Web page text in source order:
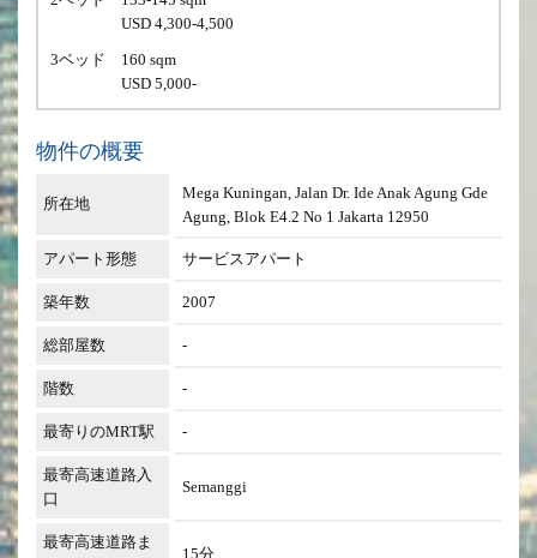
USD 4,300-4,500
3ベッド
160 sqm
USD 5,000-
物件の概要
所在地
Mega Kuningan, Jalan Dr. Ide Anak Agung Gde
Agung, Blok E4.2 No 1 Jakarta 12950
アパート形態 サービスアパート
築年数 2007
総部屋数 -
階数 -
最寄りのMRT駅 -
最寄高速道路入
口
Semanggi
最寄高速道路ま
15分